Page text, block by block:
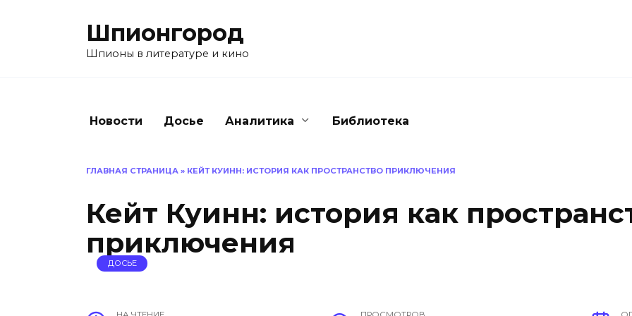
Шпионгород
Шпионы в литературе и кино
Новости Досье Аналитика Библиотека
ГЛАВНАЯ СТРАНИЦА » КЕЙТ КУИНН: ИСТОРИЯ КАК ПРОСТРАНСТВО ПРИКЛЮЧЕНИЯ
Кейт Куинн: история как
приключения
ДОСЬЕ